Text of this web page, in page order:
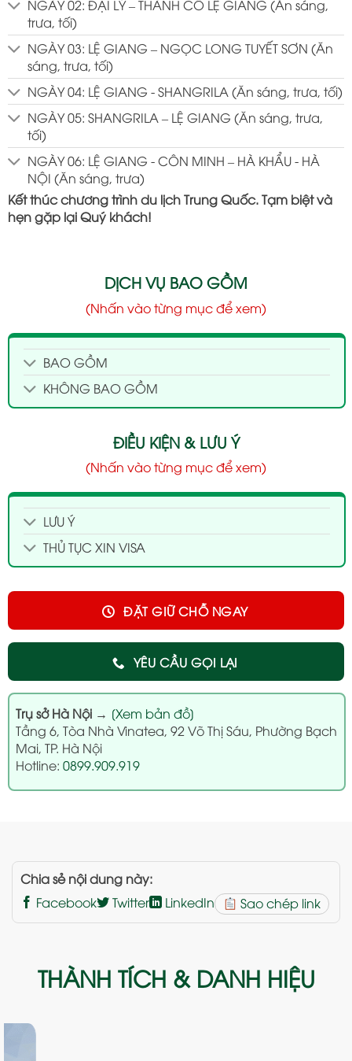
NGÀY 02: ĐẠI LÝ – THÀNH CỔ LỆ GIANG (Ăn sáng,
trưa, tối)
NGÀY 03: LỆ GIANG – NGỌC LONG TUYẾT SƠN (Ăn
sáng, trưa, tối)
NGÀY 04: LỆ GIANG - SHANGRILA (Ăn sáng, trưa, tối)
NGÀY 05: SHANGRILA – LỆ GIANG (Ăn sáng, trưa,
tối)
NGÀY 06: LỆ GIANG - CÔN MINH – HÀ KHẨU - HÀ
NỘI (Ăn sáng, trưa)
Kết thúc chương trình du lịch Trung Quốc. Tạm biệt và
hẹn gặp lại Quý khách!
DỊCH VỤ BAO GỒM
(Nhấn vào từng mục để xem)
BAO GỒM
KHÔNG BAO GỒM
ĐIỀU KIỆN & LƯU Ý
(Nhấn vào từng mục để xem)
LƯU Ý
THỦ TỤC XIN VISA
YÊU CẦU GỌI LẠI
ĐẶT GIỮ CHỖ NGAY
Trụ sở Hà Nội→ [Xem bản đồ]
Tầng 6, Tòa Nhà Vinatea, 92 Võ Thị Sáu, Phường Bạch
Mai, TP. Hà Nội
Hotline: 0899.909.919
Chia sẻ nội dung này:
Facebook
Twitter LinkedIn Sao chép link
THÀNH TÍCH & DANH HIỆU